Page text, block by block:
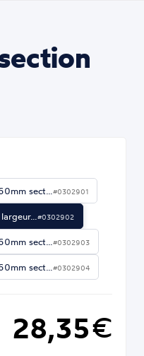
sect… #0302901
#0302902
sect… #0302903
sect… #0302904
28,35€